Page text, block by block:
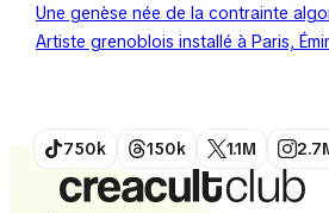
Une genèse née de la contrainte
Artiste grenoblois installé à Paris,
750k 150k 1.1M